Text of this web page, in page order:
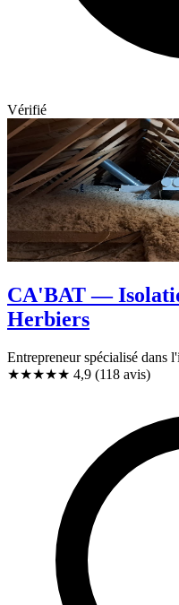
Vérifié
CA'BAT —
Herbiers
Entrepreneur spécialisé dans
★★★★★ 4,9 (118 avis)